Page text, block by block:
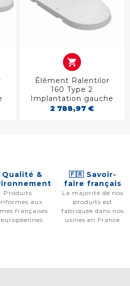

Élément Ralentilor
160 Type 2
Implantation gauche
2 788,97 €
Qualité &
Produits
aux
françaises
🇫🇷 Savoir-
faire français
La majorité de nos
produits est
fabriquée dans nos
usines en France